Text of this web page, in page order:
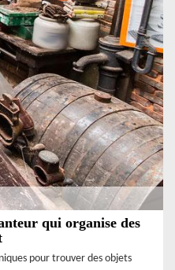
qui organise des
pour trouver des objets